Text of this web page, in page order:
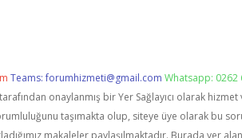
Teams:forumhizmeti@gmail.com Whatsapp: 0262
onaylanmış bir Yer Sağlayıcı olarak
taşımakta olup, siteye üye olarak bu
makaleler paylaşılmaktadır. Burada yer